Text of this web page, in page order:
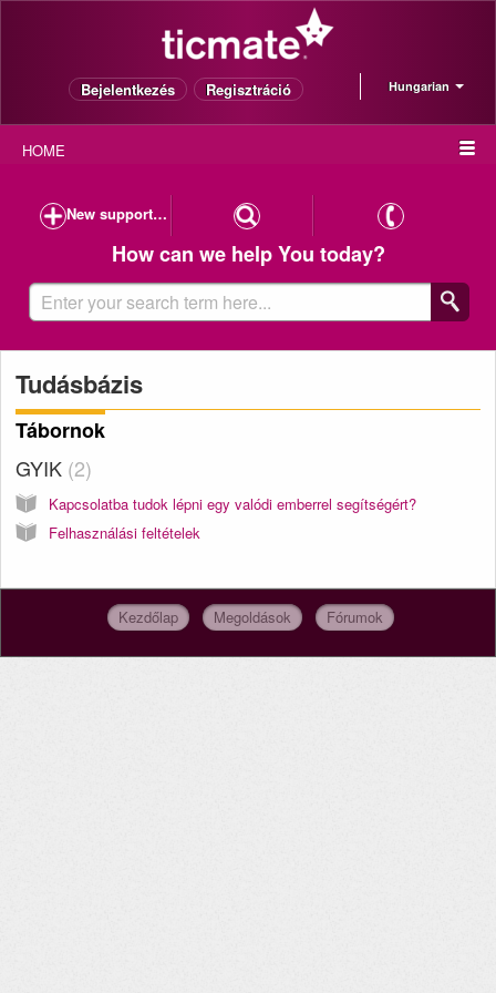
Hungarian
Bejelentkezés Regisztráció
HOME
New support case
How can we help You today?
Tudásbázis
Tábornok
GYIK 2
Kapcsolatba tudok lépni egy valódi emberrel segítségért?
Felhasználási feltételek
Kezdőlap Megoldások Fórumok